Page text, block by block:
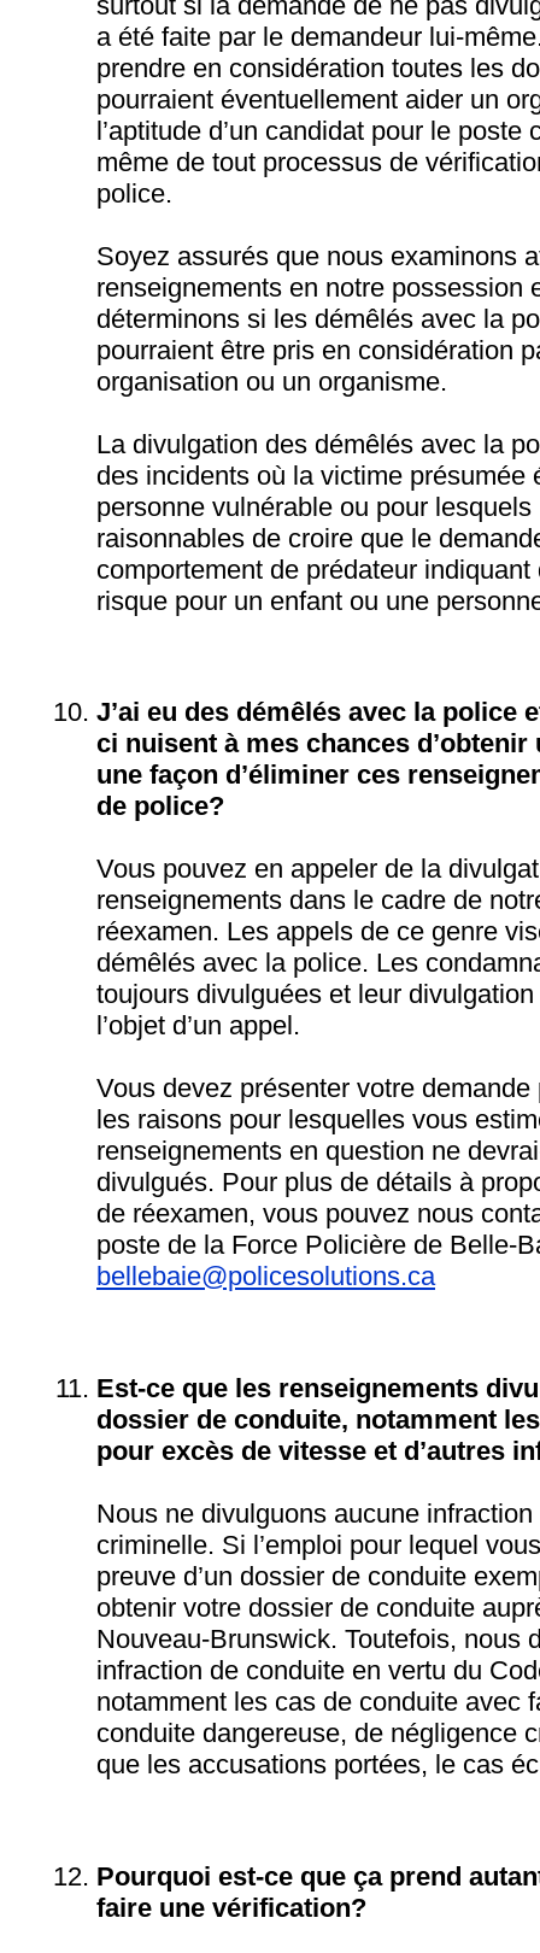
a été faite par le demandeur lui-
prendre en considération toutes les
pourraient éventuellement aider un
l’aptitude d’un candidat pour le poste
même de tout processus de
police.
Soyez assurés que nous examinons
renseignements en notre possession
déterminons si les démêlés avec la
pourraient être pris en considération
organisation ou un organisme.
La divulgation des démêlés avec la
des incidents où la victime présumée
personne vulnérable ou pour
raisonnables de croire que le
comportement de prédateur indiquant
risque pour un enfant ou une
J’ai eu des démêlés avec la police
ci nuisent à mes chances d’obtenir
une façon d’éliminer ces
de police?
Vous pouvez en appeler de la
renseignements dans le cadre de
réexamen. Les appels de ce genre
démêlés avec la police. Les
toujours divulguées et leur
l’objet d’un appel.
Vous devez présenter votre
les raisons pour lesquelles vous
renseignements en question ne
divulgués. Pour plus de détails à
de réexamen, vous pouvez nous
poste de la Force Policière de Belle-
bellebaie@policesolutions.ca
Est-ce que les renseignements
dossier de conduite, notamment
pour excès de vitesse et d’autres
Nous ne divulguons aucune
criminelle. Si l’emploi pour lequel
preuve d’un dossier de conduite
obtenir votre dossier de conduite
Nouveau-Brunswick. Toutefois, nous
infraction de conduite en vertu du
notamment les cas de conduite avec
conduite dangereuse, de négligence
que les accusations portées, le cas
Pourquoi est-ce que ça prend
faire une vérification?